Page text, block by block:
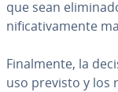
que sean
ni­fi­ca­ti­va­me­n­te
Fi­na­l­me­n­te, la
uso previsto y los